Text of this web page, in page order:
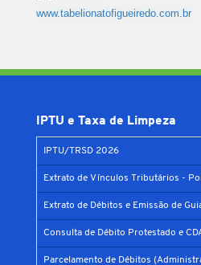
www.tabelionatofigueiredo.com.br
IPTU e Taxa de Limpeza
IPTU/TRSD 2026
Extrato de Vínculos Tributários -
Extrato de Débitos e Emissão de
Consulta de Débito Protestado e
Parcelamento de Débitos